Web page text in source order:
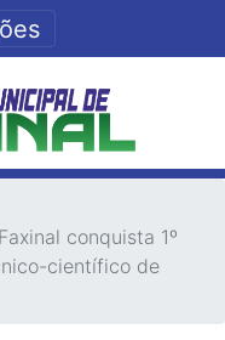
conquista 1º
científico de